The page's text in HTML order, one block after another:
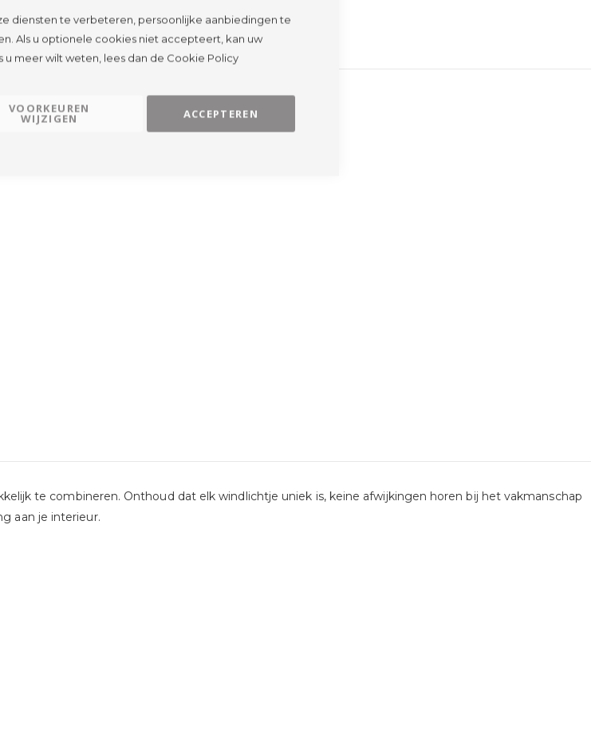
diensten te verbeteren, persoonlijke aanbiedingen te
Als u optionele cookies niet accepteert, kan uw
u meer wilt weten, lees dan de Cookie Policy
ACCEPTEREN
VOORKEUREN
WIJZIGEN
te combineren. Onthoud dat elk windlichtje uniek is, keine afwijkingen horen bij het vakmanschap
aan je interieur.